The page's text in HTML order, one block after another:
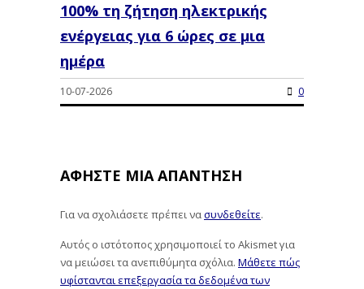
100% τη ζήτηση ηλεκτρικής
ενέργειας για 6 ώρες σε μια
ημέρα
10-07-2026 0
ΑΦΉΣΤΕ ΜΙΑ ΑΠΆΝΤΗΣΗ
Για να σχολιάσετε πρέπει νασυνδεθείτε.
Αυτός ο ιστότοπος χρησιμοποιεί το Akismet για
να μειώσει τα ανεπιθύμητα σχόλια. Μάθετε πώς
υφίστανται επεξεργασία τα δεδομένα των